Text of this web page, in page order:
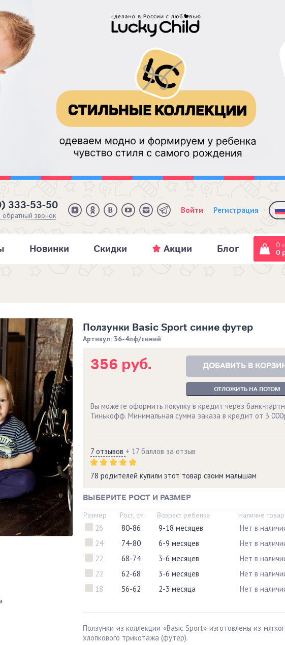
333-53-50
обратный звонок
Войти Регистрация
Новинки Скидки Акции Блог
0
0
Ползунки Basic Sport синие футер
Артикул: 36-4пф/синий
356 руб. ДОБАВИТЬ В
ОТЛОЖИТЬ НА ПОТОМ
Вы можете оформить покупку в кредит через банк-
Тинькофф. Минимальная сумма заказа в кредит от 3
7 отзывов + 17 баллов за отзыв
78 родителей купили этот товар своим малышам
ВЫБЕРИТЕ РОСТ И РАЗМЕР
Размер Рост, см Возраст ребенка Наличие
26 80-86 9-18 месяцев
Нет в
24
74-80 6-9 месяцев
Нет в
22
68-74 3-6 месяцев
Нет в
22
62-68 3-6 месяцев
Нет в
18
56-62 2-3 месяца Нет в
Ползунки из коллекции «Basic Sport» изготовлены из
хлопкового трикотажа (футер).